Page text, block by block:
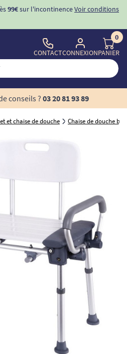
99€sur l'incontinenceVoir conditions
CONTACTCONNEXION
0
PANIER
conseils ? 03 20 81 93 89
et chaise de douche Chaise de douche